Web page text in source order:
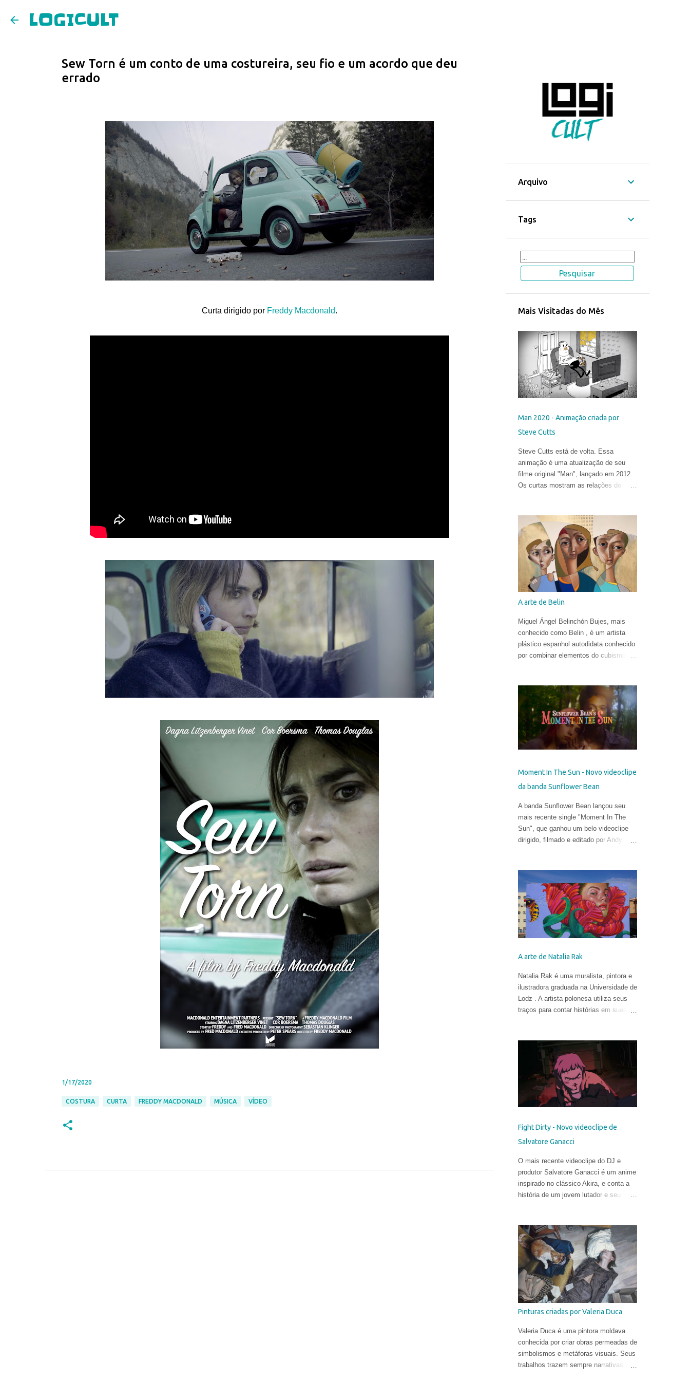
LOGICULT
Sew Torn é um conto de uma costureira, seu fio e um acordo que deu
errado
Curta dirigido por Freddy Macdonald.
1/17/2020
COSTURA CURTA FREDDY MACDONALD MÚSICA VÍDEO
Arquivo
Tags
Mais Visitadas do Mês
Man 2020 - Animação criada por
Steve Cutts
Steve Cutts está de volta. Essa
animação é uma atualização de seu
filme original "Man", lançado em 2012.
Os curtas mostram as relações do
"In the Hall of the Mountain King" de
Edvard Grieg .
A arte de Belin
Miguel Ángel Belinchón Bujes, mais
conhecido como Belin , é um artista
plástico espanhol autodidata conhecido
por combinar elementos do cubismo, da
belíssimas pinturas e sua maneira
talentosa de espalhar os códigos do
hiper-realismo entre as paisagens
urbanas. Seus murais, criados apenas
a partir de técnicas de spray, viraram
referência no mundo eclético da arte.
regras da proporção é sua maior fonte
uma arte mais subjetiva. Belin gosta de
definir esse experimento como "pós-
neo-cubismo".
Moment In The Sun - Novo videoclipe
da banda Sunflower Bean
A banda Sunflower Bean lançou seu
mais recente single "Moment In The
Sun", que ganhou um belo videoclipe
dirigido, filmado e editado por Andy
A arte de Natalia Rak
Natalia Rak é uma muralista, pintora e
ilustradora graduada na Universidade de
Lodz . A artista polonesa utiliza seus
traços para contar histórias em suas
Fight Dirty - Novo videoclipe de
Salvatore Ganacci
O mais recente videoclipe do DJ e
produtor Salvatore Ganacci é um anime
inspirado no clássico Akira, e conta a
história de um jovem lutador e seu
recente contratado da produtora
Business Club Royale, ao lado de Will
Goodfellow & Greg Sharp e produzido
pelas equipes dos estúdios Goono &
Trub Animation.
Pinturas criadas por Valeria Duca
Valeria Duca é uma pintora moldava
conhecida por criar obras permeadas de
simbolismos e metáforas visuais. Seus
trabalhos trazem sempre narrativas que